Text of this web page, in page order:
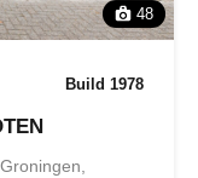
48
Build 1978